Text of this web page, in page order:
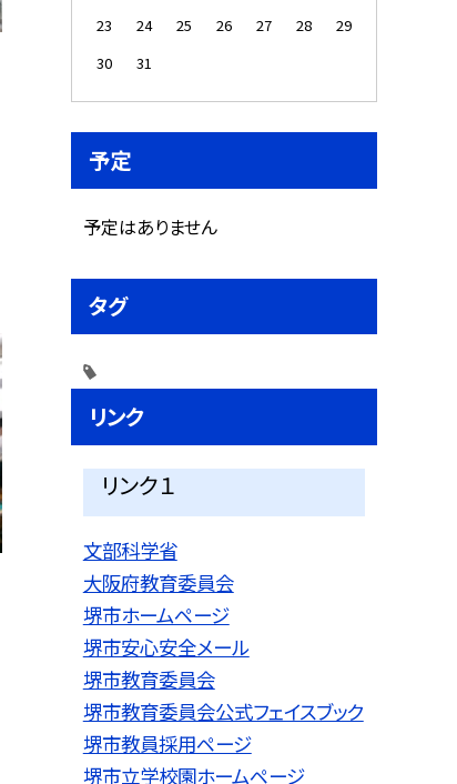
23
24 25 26 27 28
29
30
31
予定
予定はありません
タグ
リンク
リンク１
文部科学省
大阪府教育委員会
堺市ホームページ
堺市安心安全メール
堺市教育委員会
堺市教育委員会公式フェイスブック
堺市教員採用ページ
堺市立学校園ホームページ